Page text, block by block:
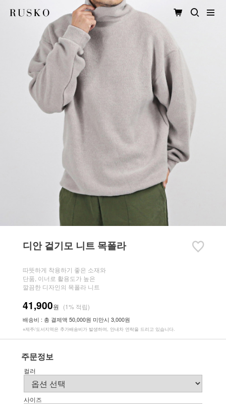
디안 겉기모 니트 목폴라
따뜻하게 착용하기 좋은 소재와
단품, 이너로 활용도가 높은
깔끔한 디자인의 목폴라 니트
41,900원 (1% 적립)
배송비 : 총 결제액 50,000원 미만시 3,000원
※제주/도서지역은 추가배송비가 발생하며, 안내차 연락을 드리고 있습니다.
주문정보
컬러
사이즈